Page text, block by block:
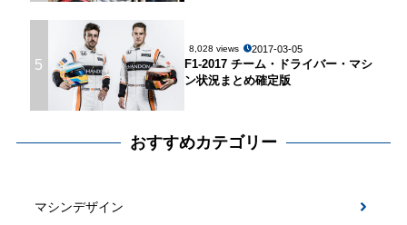
5
8,028 views 2017-03-05
F1-2017 チーム・ドライバー・マシ
ン状況まとめ確定版
おすすめカテゴリー
マシンデザイン